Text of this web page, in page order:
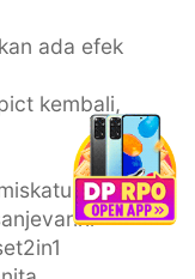
ada efek
kembali,